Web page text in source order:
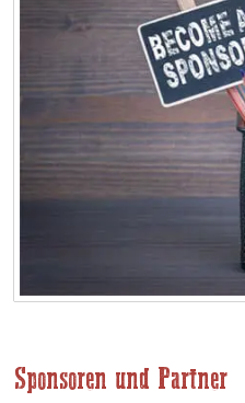
Sponsoren und Partner